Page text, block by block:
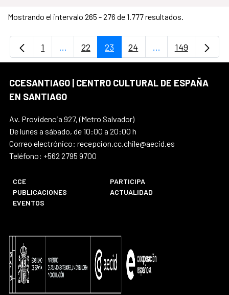
Mostrando el intervalo 265 - 276 de 1.777 resultados.
Página
1 ...Páginas intermedias Use TAB para
Página
22 Página
23 Página
24 ...PáginasPágina
149
CCESANTIAGO | CENTRO CULTURAL DE ESPAÑA
EN SANTIAGO
Av. Providencia 927, (Metro Salvador)
De lunes a sábado, de 10:00 a 20:00 h
Correo electrónico: recepcion.cc.chile@aecid.es
Teléfono: +562 2795 9700
CCE
PARTICIPA
PUBLICACIONES
ACTUALIDAD
EVENTOS